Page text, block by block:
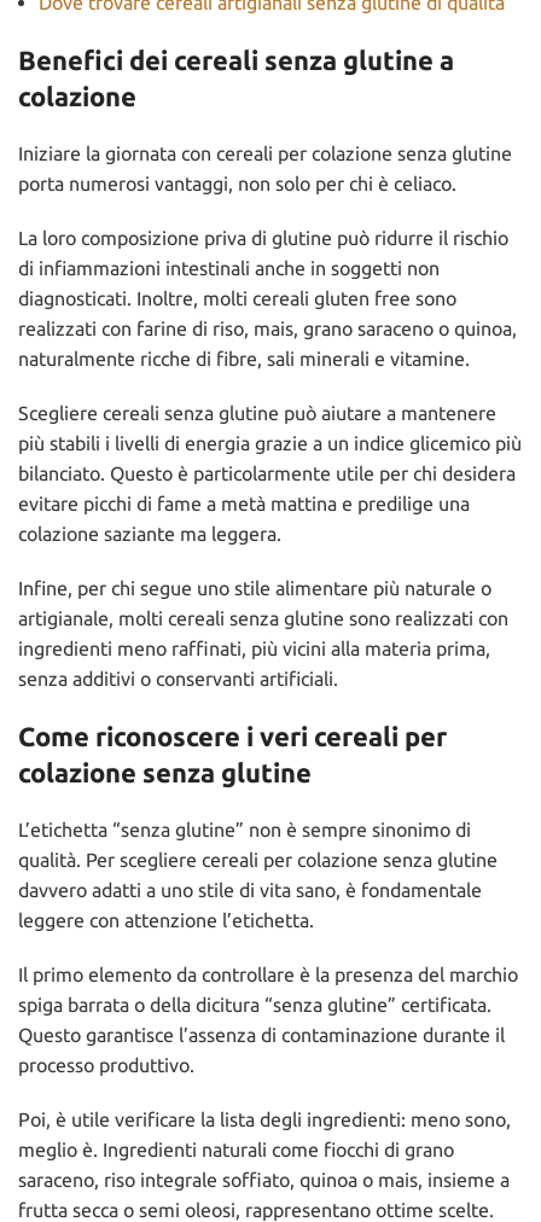
Benefici dei cereali senza glutine a
colazione
Iniziare la giornata con cereali per colazione senza glutine
porta numerosi vantaggi, non solo per chi è celiaco.
La loro composizione priva di glutine può ridurre il rischio
di infiammazioni intestinali anche in soggetti non
diagnosticati. Inoltre, molti cereali gluten free sono
realizzati con farine di riso, mais, grano saraceno o quinoa,
naturalmente ricche di fibre, sali minerali e vitamine.
Scegliere cereali senza glutine può aiutare a mantenere
più stabili i livelli di energia grazie a un indice glicemico più
bilanciato. Questo è particolarmente utile per chi desidera
evitare picchi di fame a metà mattina e predilige una
colazione saziante ma leggera.
Infine, per chi segue uno stile alimentare più naturale o
artigianale, molti cereali senza glutine sono realizzati con
ingredienti meno raffinati, più vicini alla materia prima,
senza additivi o conservanti artificiali.
Come riconoscere i veri cereali per
colazione senza glutine
L’etichetta “senza glutine” non è sempre sinonimo di
qualità. Per scegliere cereali per colazione senza glutine
davvero adatti a uno stile di vita sano, è fondamentale
leggere con attenzione l’etichetta.
Il primo elemento da controllare è la presenza del marchio
spiga barrata o della dicitura “senza glutine” certificata.
Questo garantisce l’assenza di contaminazione durante il
processo produttivo.
Poi, è utile verificare la lista degli ingredienti: meno sono,
meglio è. Ingredienti naturali come fiocchi di grano
saraceno, riso integrale soffiato, quinoa o mais, insieme a
frutta secca o semi oleosi, rappresentano ottime scelte.